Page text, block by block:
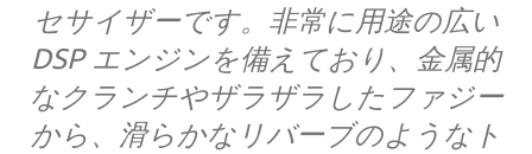
セサイザーです。非常に用途の広い
DSP エンジンを備えており、金属的
なクランチやザラザラしたファジー
から、滑らかなリバーブのようなト